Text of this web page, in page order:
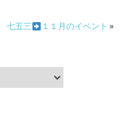
七五三 １１月のイベント »